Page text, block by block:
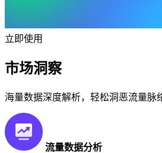
立即使用
市场洞察
海量数据深度解析，轻松洞恶流量脉
流量数据分析